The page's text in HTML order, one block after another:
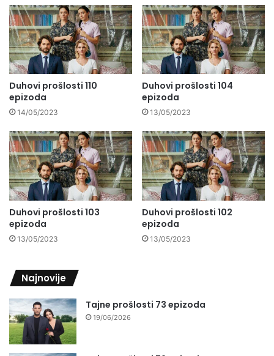
Duhovi prošlosti 110
epizoda
14/05/2023
Duhovi prošlosti 104
epizoda
13/05/2023
Duhovi prošlosti 103
epizoda
13/05/2023
Duhovi prošlosti 102
epizoda
13/05/2023
Najnovije
Tajne prošlosti 73 epizoda
19/06/2026